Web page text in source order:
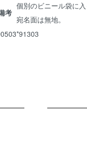
考
個別のビニール袋に
宛名面は無地。